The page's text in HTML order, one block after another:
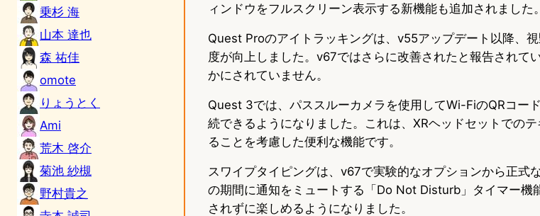
乗杉 海
山本 達也
森 祐佳
omote
りょうとく
Ami
荒木 啓介
菊池 紗槻
野村貴之
ィンドウをフルスクリーン表示する新機能も追加されました。
Quest Proのアイトラッキングは、v55アップデート以降、
度が向上しました。v67ではさらに改善されたと報告されて
かにされていません。
Quest 3では、パススルーカメラを使用してWi-FiのQRコー
続できるようになりました。これは、XRヘッドセットでの
ることを考慮した便利な機能です。
スワイプタイピングは、v67で実験的なオプションから正式
の期間に通知をミュートする「Do Not Disturb」タイマー機
されずに楽しめるようになりました。